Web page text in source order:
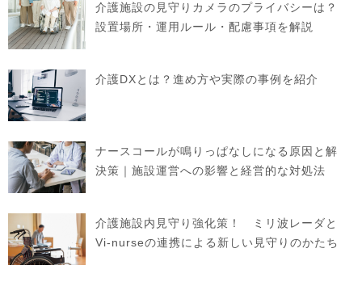
介護施設の見守りカメラのプライバシーは？
設置場所・運用ルール・配慮事項を解説
介護DXとは？進め方や実際の事例を紹介
ナースコールが鳴りっぱなしになる原因と解
決策｜施設運営への影響と経営的な対処法
介護施設内見守り強化策！ ミリ波レーダと
Vi-nurseの連携による新しい見守りのかたち